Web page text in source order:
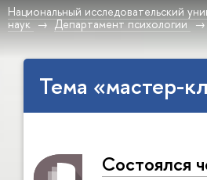
Национальный исследовательский
наук
Департамент психологии
Тема «мастер-
Состоялся